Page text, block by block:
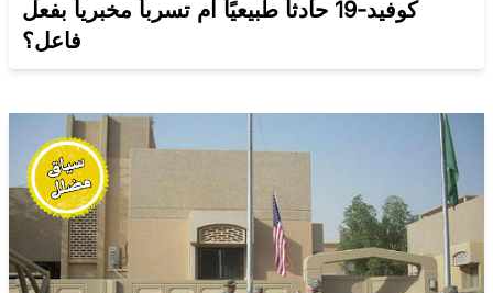
كوفيد-19 حادثاً طبيعيًا أم تسرباً مخبرياً بفعل
فاعل؟